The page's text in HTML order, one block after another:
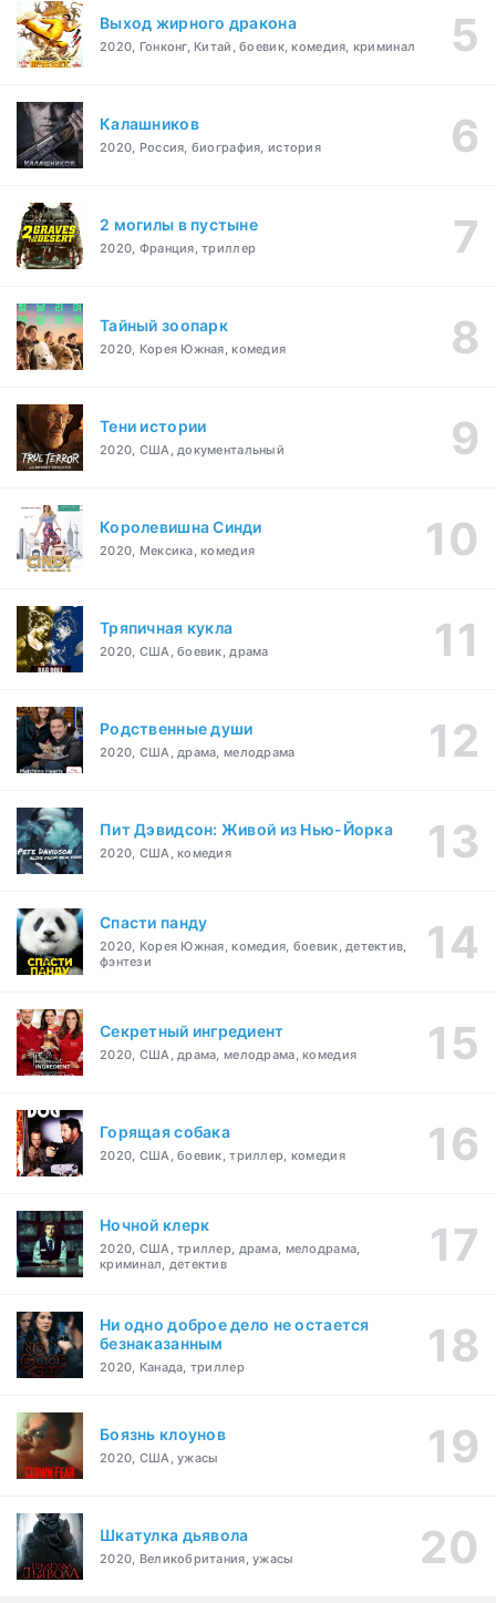
Выход жирного дракона
2020, Гонконг, Китай, боевик, комедия, криминал
Калашников
2020, Россия, биография, история
2 могилы в пустыне
2020, Франция, триллер
Тайный зоопарк
2020, Корея Южная, комедия
Тени истории
2020, США, документальный
Королевишна Синди
2020, Мексика, комедия
Тряпичная кукла
2020, США, боевик, драма
Родственные души
2020, США, драма, мелодрама
Пит Дэвидсон: Живой из Нью-Йорка
2020, США, комедия
Спасти панду
2020, Корея Южная, комедия, боевик, детектив,
фэнтези
Секретный ингредиент
2020, США, драма, мелодрама, комедия
Горящая собака
2020, США, боевик, триллер, комедия
Ночной клерк
2020, США, триллер, драма, мелодрама,
криминал, детектив
Ни одно доброе дело не остается
безнаказанным
2020, Канада, триллер
Боязнь клоунов
2020, США, ужасы
Шкатулка дьявола
2020, Великобритания, ужасы